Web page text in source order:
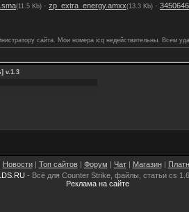
(11.5 Kb) · zp_extra_energy.amxx(13.3 Kb) ·
сайта. Мои номера icq недействительны. Всем
v.1.3
Новости| Топ сайтов| Форум | Чат| Магазин|
- Всё для Counter Strike, файлы, статьи cs
Реклама на сайте